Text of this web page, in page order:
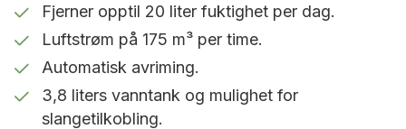
Opptil 3 års garanti
Registrer deg og utvid garantien fra 2 til
3 år.
Fjerner opptil 20 liter fuktighet per dag.
Luftstrøm på 175 m³ per time.
Automatisk avriming.
3,8 liters vanntank og mulighet for
slangetilkobling.